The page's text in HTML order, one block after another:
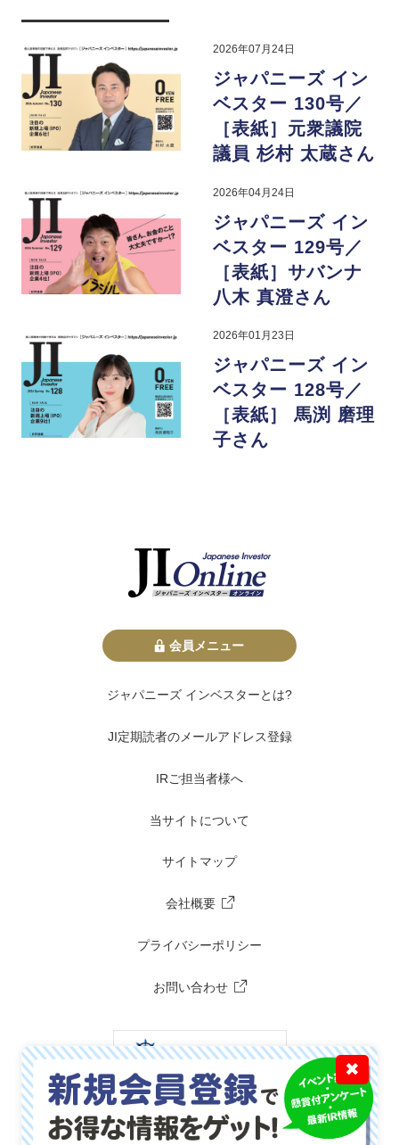
2026年07月24日
ジャパニーズ イン
ベスター 130号／
［表紙］元衆議院
議員 杉村 太蔵さん
2026年04月24日
ジャパニーズ イン
ベスター 129号／
［表紙］サバンナ
八木 真澄さん
2026年01月23日
ジャパニーズ イン
ベスター 128号／
［表紙］ 馬渕 磨理
子さん
会員メニュー
ジャパニーズ インベスターとは?
JI定期読者のメールアドレス登録
IRご担当者様へ
当サイトについて
サイトマップ
会社概要
プライバシーポリシー
お問い合わせ
✖